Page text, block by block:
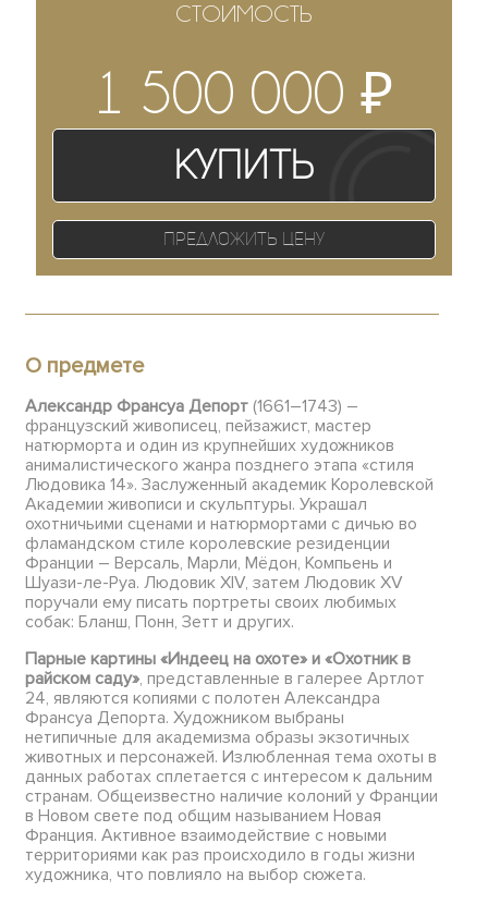
СТОИМОСТЬ
1 500 000₽
Купить
Предложить цену
О предмете
Александр Франсуа Депорт (1661–1743) –
французский живописец, пейзажист, мастер
натюрморта и один из крупнейших художников
анималистического жанра позднего этапа «стиля
Людовика 14». Заслуженный академик Королевской
Академии живописи и скульптуры. Украшал
охотничьими сценами и натюрмортами с дичью во
фламандском стиле королевские резиденции
Франции – Версаль, Марли, Мёдон, Компьень и
Шуази-ле-Руа. Людовик XIV, затем Людовик XV
поручали ему писать портреты своих любимых
собак: Бланш, Понн, Зетт и других.
Парные картины «Индеец на охоте» и «Охотник в
райском саду», представленные в галерее Артлот
24, являются копиями с полотен Александра
Франсуа Депорта. Художником выбраны
нетипичные для академизма образы экзотичных
животных и персонажей. Излюбленная тема охоты в
данных работах сплетается с интересом к дальним
странам. Общеизвестно наличие колоний у Франции
в Новом свете под общим называнием Новая
Франция. Активное взаимодействие с новыми
территориями как раз происходило в годы жизни
художника, что повлияло на выбор сюжета.